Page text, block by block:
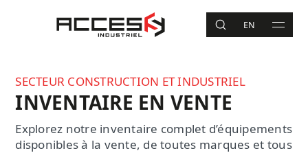
Accès Industriel
RECHERCHE
EN MAIN
Recherche
SECTEUR CONSTRUCTION ET INDUSTRIEL
INVENTAIRE EN VENTE
Explorez notre inventaire complet d’équipements
disponibles à la vente, de toutes marques et tous